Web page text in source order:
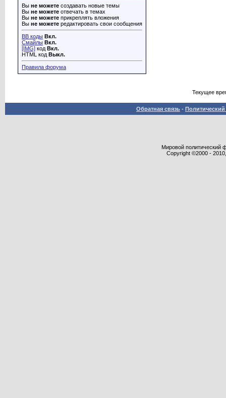
Вы не можете создавать новые темы
Вы не можете отвечать в темах
Вы не можете прикреплять вложения
Вы не можете редактировать свои сообщения
BB коды Вкл.
Смайлы Вкл.
[IMG] код Вкл.
HTML код Выкл.
Правила форума
Текущее
Обратная связь -
Мировой политический
Copyright ©2000 -